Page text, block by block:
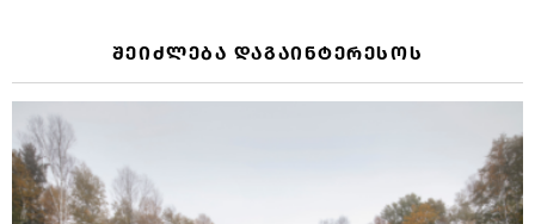
ᲨᲔᲘᲫᲚᲔᲑᲐ ᲓᲐᲒᲐᲘᲜᲢᲔᲠᲔᲡᲝᲡ